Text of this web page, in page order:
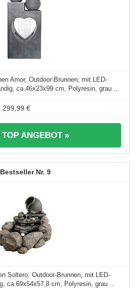
Amor, Outdoor-Brunnen, mit LED-
ca.46x23x99 cm, Polyresin, grau ...
299,99 €
TOP ANGEBOT »
9
Soltero, Outdoor-Brunnen, mit LED-
ca.69x54x57,8 cm, Polyresin, grau ...